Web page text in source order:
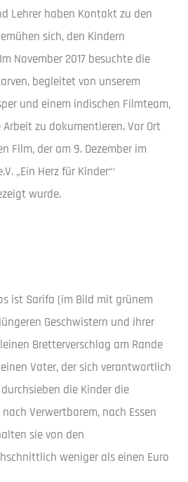
Lehrer haben Kontakt zu den
sich, den Kindern
November 2017 besuchte die
begleitet von unserem
und einem indischen Filmteam,
zu dokumentieren. Vor Ort
Film, der am 9. Dezember im
„Ein Herz für Kinder“‘
wurde.
ist Sarifa (im Bild mit grünem
Geschwistern und ihrer
Bretterverschlag am Rande
Vater, der sich verantwortlich
die Kinder die
Verwertbarem, nach Essen
sie von den
weniger als einen Euro